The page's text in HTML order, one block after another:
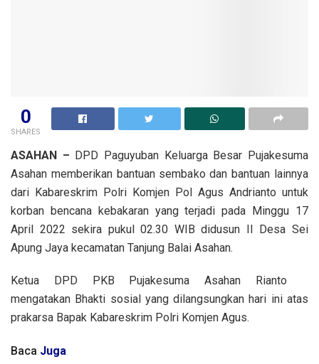
0
SHARES
ASAHAN – DPD Paguyuban Keluarga Besar Pujakesuma
Asahan memberikan bantuan sembako dan bantuan lainnya
dari Kabareskrim Polri Komjen Pol Agus Andrianto untuk
korban bencana kebakaran yang terjadi pada Minggu 17
April 2022 sekira pukul 02.30 WIB didusun II Desa Sei
Apung Jaya kecamatan Tanjung Balai Asahan.
Ketua DPD PKB Pujakesuma Asahan Rianto
mengatakan Bhakti sosial yang dilangsungkan hari ini atas
prakarsa Bapak Kabareskrim Polri Komjen Agus.
Baca Juga